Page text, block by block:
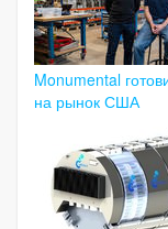
Monumental
на рынок США